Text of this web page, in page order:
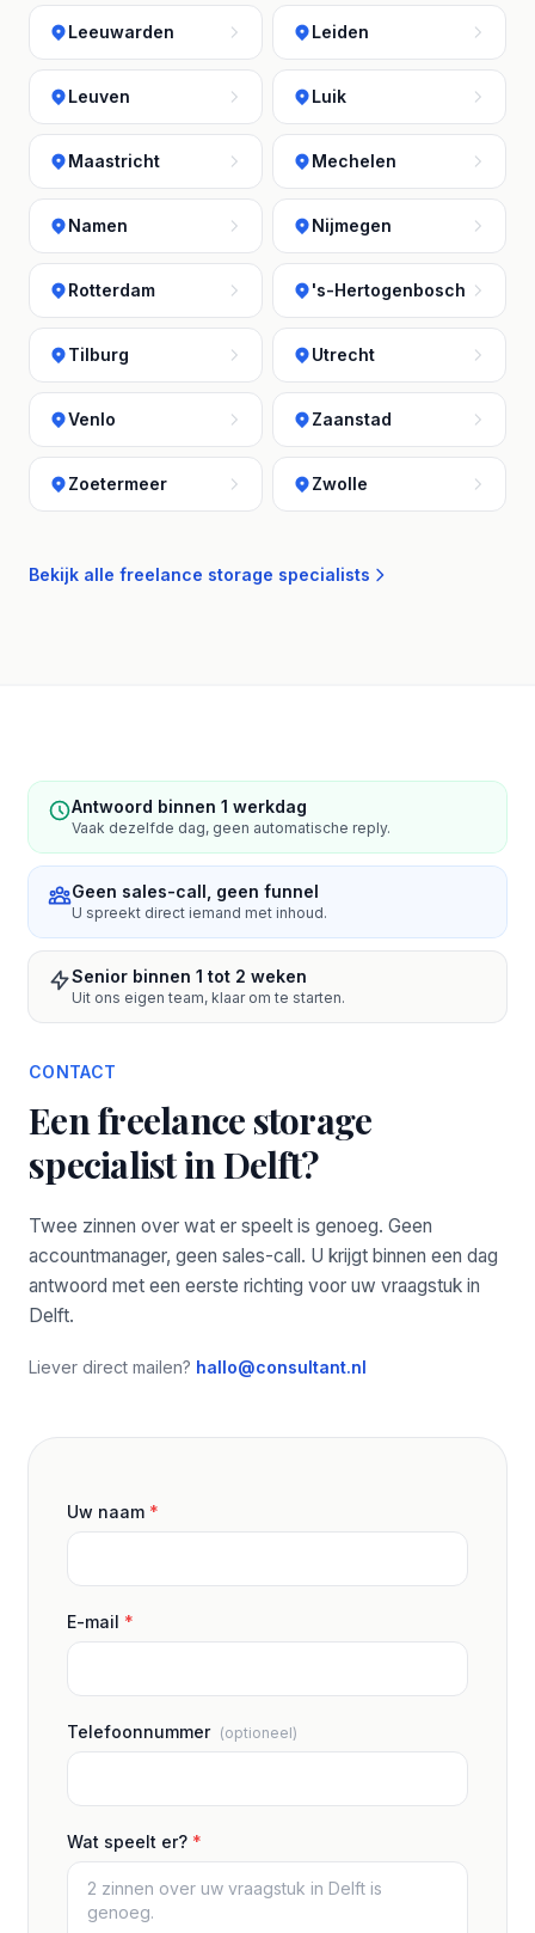
Leeuwarden Leiden
Leuven Luik
Maastricht Mechelen
Namen Nijmegen
Rotterdam 's-Hertogenbosch
Tilburg Utrecht
Venlo Zaanstad
Zoetermeer Zwolle
Bekijk alle freelance storage specialists
Antwoord binnen 1 werkdag
Vaak dezelfde dag, geen automatische reply.
Geen sales-call, geen funnel
U spreekt direct iemand met inhoud.
Senior binnen 1 tot 2 weken
Uit ons eigen team, klaar om te starten.
CONTACT
Een freelance storage
specialist in Delft?
Twee zinnen over wat er speelt is genoeg. Geen
accountmanager, geen sales-call. U krijgt binnen een dag
antwoord met een eerste richting voor uw vraagstuk in
Delft.
Liever direct mailen? hallo@consultant.nl
Uw naam *
E-mail *
Telefoonnummer (optioneel)
Wat speelt er? *